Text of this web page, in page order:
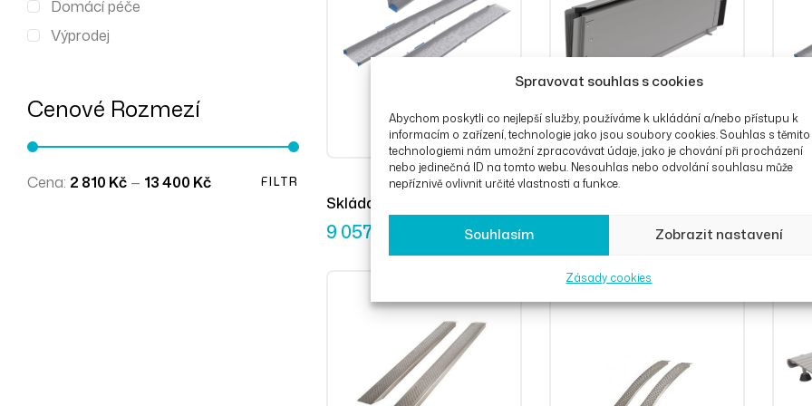
Spravovat souhlas s cookies
Abychom poskytli co nejlepší služby, používáme k ukládání a/nebo přístupu k
informacím o zařízení, technologie jako jsou soubory cookies. Souhlas s těmito
technologiemi nám umožní zpracovávat údaje, jako je chování při procházení
nebo jedinečná ID na tomto webu. Nesouhlas nebo odvolání souhlasu může
nepříznivě ovlivnit určité vlastnosti a funkce.
Souhlasím Zobrazit nastavení
Zásady cookies
Skládací nájezdy Pondus
110 cm (2ks)
9 057
Broadband 70 cm, skládací
7 881
Domácí péče
Výprodej
Cenové Rozmezí
FILTR
Cena: 2 810 Kč — 13 400 Kč